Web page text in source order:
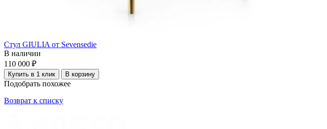
Стул GIULIA от Sevensedie
В наличии
110 000 ₽
Купить в 1 клик В корзину
Подобрать похожее
Возврат к списку